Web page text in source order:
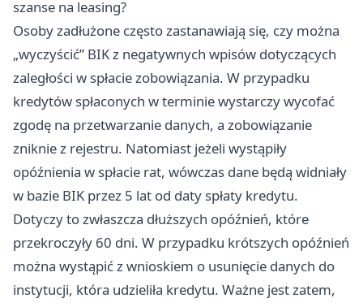
szanse na leasing?
Osoby zadłużone często zastanawiają się, czy można
„wyczyścić” BIK z negatywnych wpisów dotyczących
zaległości w spłacie zobowiązania. W przypadku
kredytów spłaconych w terminie wystarczy wycofać
zgodę na przetwarzanie danych, a zobowiązanie
zniknie z rejestru. Natomiast jeżeli wystąpiły
opóźnienia w spłacie rat, wówczas dane będą widniały
w bazie BIK przez 5 lat od daty spłaty kredytu.
Dotyczy to zwłaszcza dłuższych opóźnień, które
przekroczyły 60 dni. W przypadku krótszych opóźnień
można wystąpić z wnioskiem o usunięcie danych do
instytucji, która udzieliła kredytu. Ważne jest zatem,